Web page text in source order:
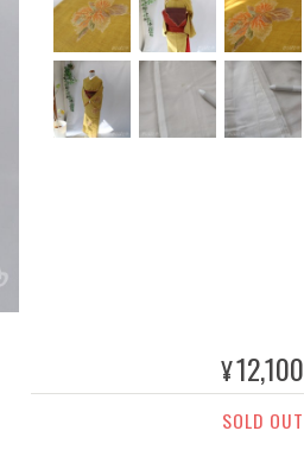
¥12,100
SOLD OUT